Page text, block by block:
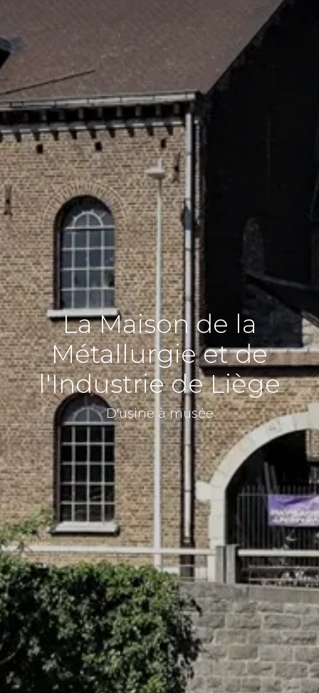
La Maison de la
Métallurgie et de
l'Industrie de Liège
D'usine à musée